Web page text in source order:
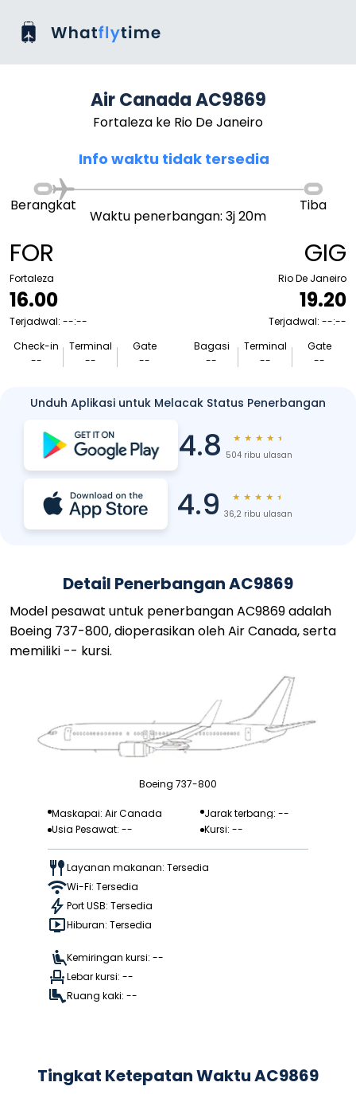
Air Canada AC9869
Fortaleza ke Rio De Janeiro
Info waktu tidak tersedia
FOR
Fortaleza
16.00
Terjadwal: --:--
Check-in
--
Terminal
--
Gate
--
Berangkat
Waktu penerbangan: 3j 20m
Tiba
GIG
Rio De Janeiro
19.20
Terjadwal: --:--
Bagasi
--
Terminal
--
Gate
--
Unduh Aplikasi untuk Melacak Status Penerbangan
4.8 ★ ★ ★ ★ ★
504 ribu ulasan
4.9 ★ ★ ★ ★ ★
36,2 ribu ulasan
Detail Penerbangan AC9869
Model pesawat untuk penerbangan AC9869 adalah
Boeing 737-800, dioperasikan oleh Air Canada, serta
memiliki -- kursi.
Boeing 737-800
Maskapai: Air Canada
Jarak terbang: --
Usia Pesawat: --
Kursi: --
Layanan makanan: Tersedia
Wi-Fi: Tersedia
Port USB: Tersedia
Hiburan: Tersedia
Kemiringan kursi: --
Lebar kursi: --
Ruang kaki: --
Tingkat Ketepatan Waktu AC9869